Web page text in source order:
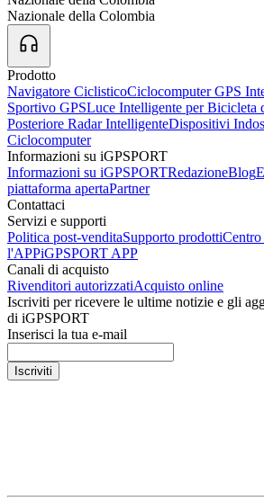
Nazionale della Colombia
Prodotto
Navigatore CiclisticoCiclocomputer GPS
Sportivo GPSLuce Intelligente per Bicicleta
Posteriore Radar IntelligenteDispositivi
Ciclocomputer
Informazioni su iGPSPORT
Informazioni su iGPSPORTRedazioneBlog
piattaforma apertaPartner
Contattaci
Servizi e supporti
Politica post-venditaSupporto prodottiCentro
l'APPiGPSPORT APP
Canali di acquisto
Rivenditori autorizzatiAcquisto online
Iscriviti per ricevere le ultime notizie e gli
di iGPSPORT
Inserisci la tua e-mail
Iscriviti